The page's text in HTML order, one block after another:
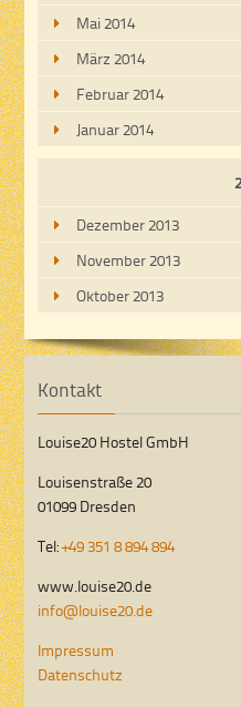
Mai 2014
März 2014
Februar 2014
Januar 2014
Dezember 2013
November 2013
Oktober 2013
Kontakt
Louise20 Hostel GmbH
Louisenstraße 20
01099 Dresden
Tel:+49 351 8 894 894
www.louise20.de
info@louise20.de
Impressum
Datenschutz